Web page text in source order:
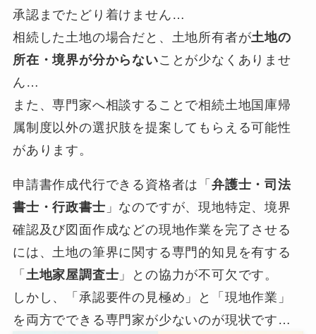
承認までたどり着けません…
相続した土地の場合だと、土地所有者が土地の
所在・境界が分からないことが少なくありませ
ん…
また、専門家へ相談することで相続土地国庫帰
属制度以外の選択肢を提案してもらえる可能性
があります。
申請書作成代行できる資格者は「弁護士・司法
書士・行政書士 」なのですが、現地特定、境界
確認及び図面作成などの現地作業を完了させる
には、土地の筆界に関する専門的知見を有する
「 土地家屋調査士 」との協力が不可欠です。
しかし、「承認要件の見極め」と「現地作業」
を両方でできる専門家が少ないのが現状です…